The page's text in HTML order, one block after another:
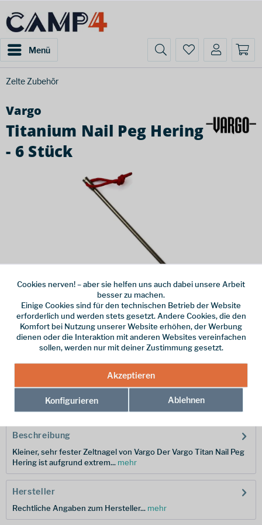
Menü
Zelte Zubehör
Vargo
Titanium Nail Peg Hering
- 6 Stück
Dieser Artikel steht derzeit nicht zur Verfügung!
31,95 € *
zzgl. Versandkosten
Hersteller-Nr.:
Beschreibung
Kleiner, sehr fester Zeltnagel von Vargo Der Vargo Titan Nail Peg
Hering ist aufgrund extrem... mehr
Hersteller
Rechtliche Angaben zum Hersteller... mehr
Cookies nerven! – aber sie helfen uns auch dabei unsere Arbeit
besser zu machen.
Einige Cookies sind für den technischen Betrieb der Website
erforderlich und werden stets gesetzt. Andere Cookies, die den
Komfort bei Nutzung unserer Website erhöhen, der Werbung
dienen oder die Interaktion mit anderen Websites vereinfachen
sollen, werden nur mit deiner Zustimmung gesetzt.
Akzeptieren
Konfigurieren Ablehnen